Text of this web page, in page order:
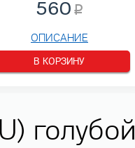
560
ОПИСАНИЕ
В КОРЗИНУ
голубой